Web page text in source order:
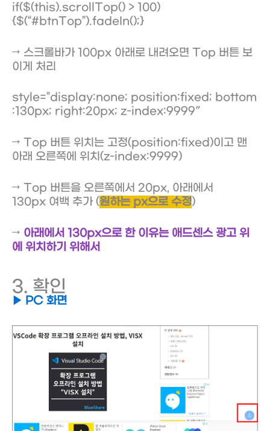
if($(this).scrollTop() > 100)
{$(“#btnTop”).fadeIn();}
→ 스크롤바가 100px 아래로 내려오면 Top 버튼 보
이게 처리
style=”display:none; position:fixed; bottom
:130px; right:20px; z-index:9999″
→ Top 버튼 위치는 고정(position:fixed)이고 맨
아래 오른쪽에 위치(z-index:9999)
→ Top 버튼을 오른쪽에서 20px, 아래에서
130px 여백 추가 (원하는 px으로 수정)
→ 아래에서 130px으로 한 이유는 애드센스 광고 위
에 위치하기 위해서
3. 확인
▶ PC 화면